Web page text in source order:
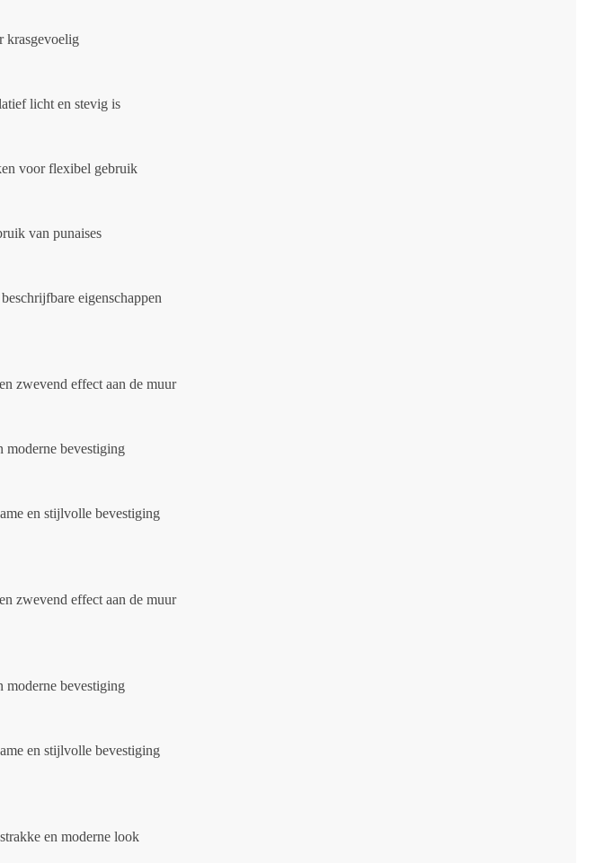
krasgevoelig
licht en stevig is
voor flexibel gebruik
van punaises
eigenschappen
zwevend effect aan de muur
moderne bevestiging
en stijlvolle bevestiging
zwevend effect aan de muur
moderne bevestiging
en stijlvolle bevestiging
en moderne look